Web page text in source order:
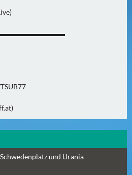
und Urania